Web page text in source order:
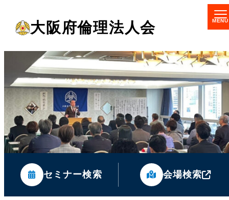
テ
ツ
へ
大阪府倫理法人会
セミナー検索 会場検索